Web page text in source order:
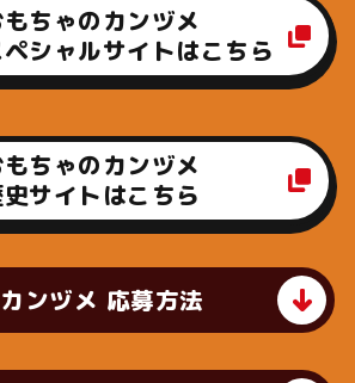
もちゃのカンヅメ
ペシャルサイトはこちら
もちゃのカンヅメ
史サイトはこちら
ンヅメ 応募方法